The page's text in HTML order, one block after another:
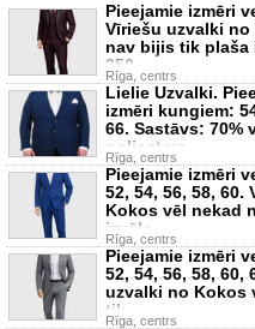
Pieejamie izmēri
Vīriešu uzvalki
nav bijis tik plaša
350
Rīga, centrs
Lielie Uzvalki.
izmēri kungiem:
66. Sastāvs: 70%
poliesters,
Rīga, centrs
Pieejamie izmēri
52, 54, 56, 58,
Kokos vēl nekad
izvēle
Rīga, centrs
Pieejamie izmēri
52, 54, 56, 58, 60,
uzvalki no Kokos
tik
Rīga, centrs